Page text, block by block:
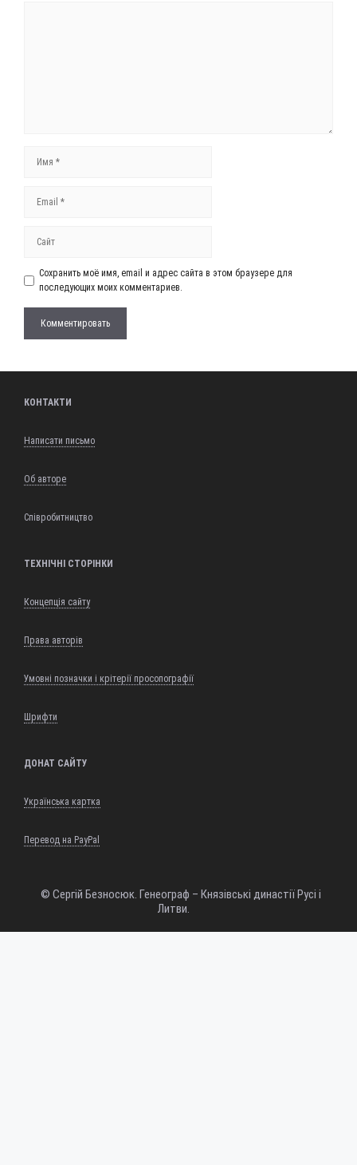
Сохранить моё имя, email и адрес сайта в этом браузере для
последующих моих комментариев.
КОНТАКТИ
Написати письмо
Об авторе
Співробитництво
ТЕХНІЧНІ СТОРІНКИ
Концепція сайту
Права авторів
Умовні позначки і крітерії просопографії
Шрифти
ДОНАТ САЙТУ
Українська картка
Перевод на PayPal
© Сергій Безносюк. Генеограф – Князівські династії Русі і
Литви.